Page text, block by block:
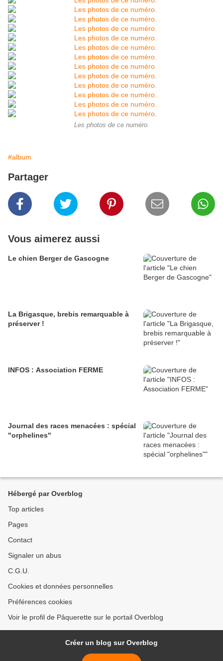
Les photos de ce numéro.
#album
Partager
Vous aimerez aussi
Le chien Berger de Gascogne
La Brigasque, brebis remarquable à
préserver !
INFOS : Association FERME
Journal des races menacées : spécial
"orphelines"
Hébergé par Overblog
Top articles
Pages
Contact
Signaler un abus
C.G.U.
Cookies et données personnelles
Préférences cookies
Voir le profil de Pâquerette sur le portail Overblog
Créer un blog sur Overblog